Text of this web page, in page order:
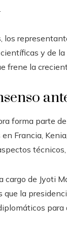
los
y de
frene la
forma parte
Francia,
cargo de Jyoti
la